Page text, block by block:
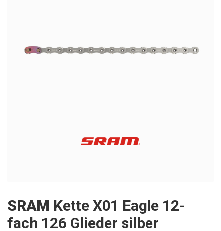
SRAM Kette X01 Eagle 12-
fach 126 Glieder silber